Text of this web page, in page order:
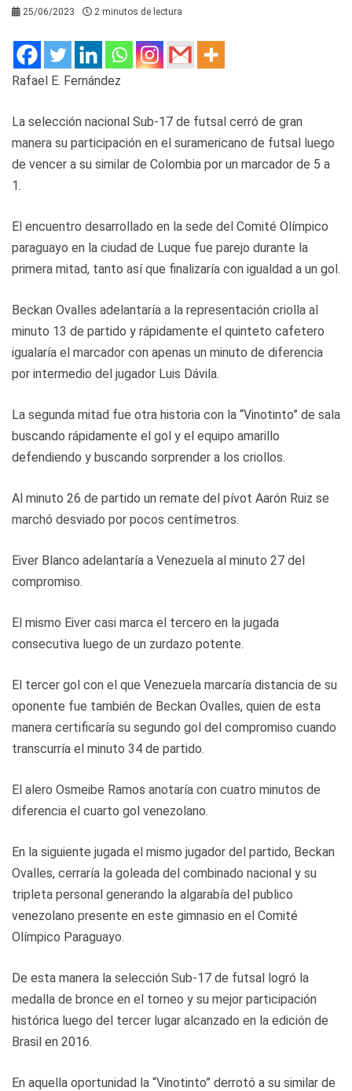
25/06/2023 2 minutos de lectura
Rafael E. Fernández
La selección nacional Sub-17 de futsal cerró de gran
manera su participación en el suramericano de futsal luego
de vencer a su similar de Colombia por un marcador de 5 a
1.
El encuentro desarrollado en la sede del Comité Olímpico
paraguayo en la ciudad de Luque fue parejo durante la
primera mitad, tanto así que finalizaría con igualdad a un gol.
Beckan Ovalles adelantaría a la representación criolla al
minuto 13 de partido y rápidamente el quinteto cafetero
igualaría el marcador con apenas un minuto de diferencia
por intermedio del jugador Luis Dávila.
La segunda mitad fue otra historia con la “Vinotinto” de sala
buscando rápidamente el gol y el equipo amarillo
defendiendo y buscando sorprender a los criollos.
Al minuto 26 de partido un remate del pívot Aarón Ruiz se
marchó desviado por pocos centímetros.
Eiver Blanco adelantaría a Venezuela al minuto 27 del
compromiso.
El mismo Eiver casi marca el tercero en la jugada
consecutiva luego de un zurdazo potente.
El tercer gol con el que Venezuela marcaría distancia de su
oponente fue también de Beckan Ovalles, quien de esta
manera certificaría su segundo gol del compromiso cuando
transcurría el minuto 34 de partido.
El alero Osmeibe Ramos anotaría con cuatro minutos de
diferencia el cuarto gol venezolano.
En la siguiente jugada el mismo jugador del partido, Beckan
Ovalles, cerraría la goleada del combinado nacional y su
tripleta personal generando la algarabía del publico
venezolano presente en este gimnasio en el Comité
Olímpico Paraguayo.
De esta manera la selección Sub-17 de futsal logró la
medalla de bronce en el torneo y su mejor participación
histórica luego del tercer lugar alcanzado en la edición de
Brasil en 2016.
En aquella oportunidad la “Vinotinto” derrotó a su similar de